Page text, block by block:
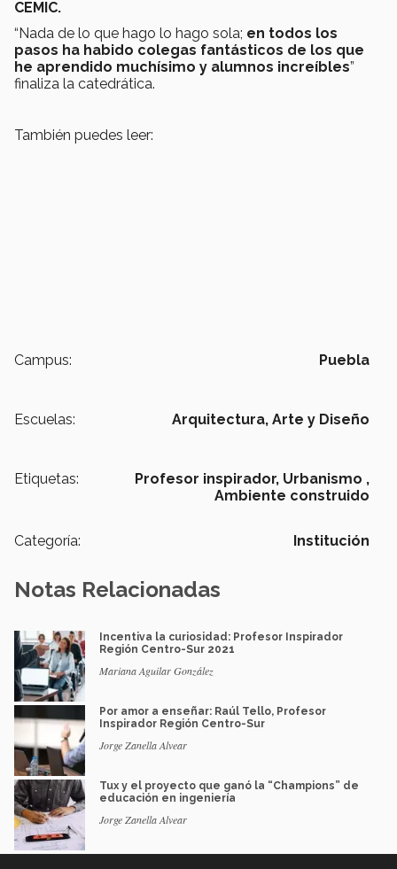
CEMIC.
“Nada de lo que hago lo hago sola; en todos los
pasos ha habido colegas fantásticos de los que
he aprendido muchísimo y alumnos increíbles”
finaliza la catedrática.
También puedes leer:
Campus: Puebla
Escuelas: Arquitectura, Arte y Diseño
Etiquetas: Profesor inspirador, Urbanismo ,
Ambiente construido
Categoría: Institución
Notas Relacionadas
Incentiva la curiosidad: Profesor Inspirador
Región Centro-Sur 2021
Mariana Aguilar González
Por amor a enseñar: Raúl Tello, Profesor
Inspirador Región Centro-Sur
Jorge Zanella Alvear
Tux y el proyecto que ganó la “Champions” de
educación en ingeniería
Jorge Zanella Alvear